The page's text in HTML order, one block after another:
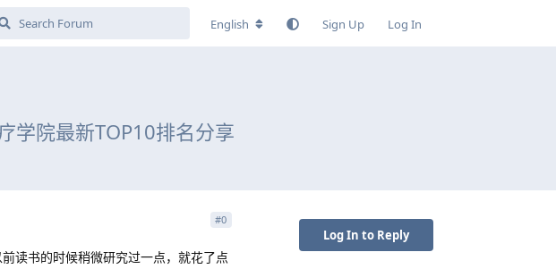
English Sign Up Log In
学院最新TOP10排名分享
Log In to Reply
#0
读书的时候稍微研究过一点，就花了点